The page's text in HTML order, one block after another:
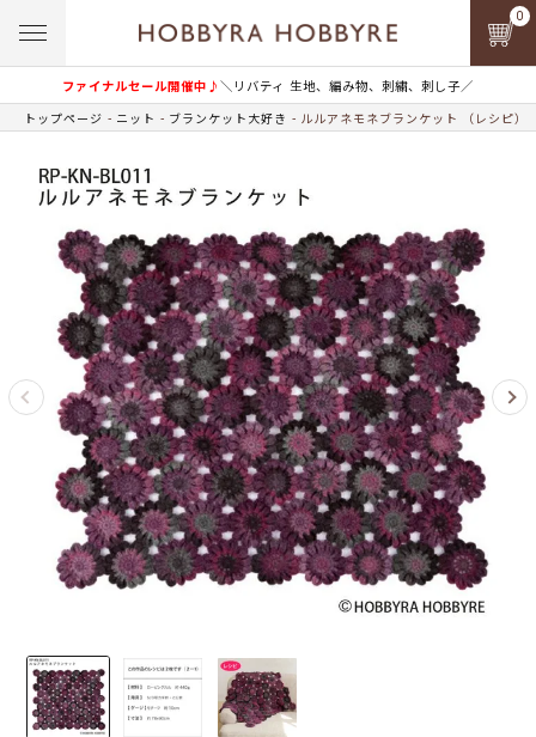
ファイナルセール開催中♪＼リバティ 生地、編み物、刺繍、刺し子／
0
トップページ ニット ブランケット大好き ルルアネモネブランケット （レシピ）